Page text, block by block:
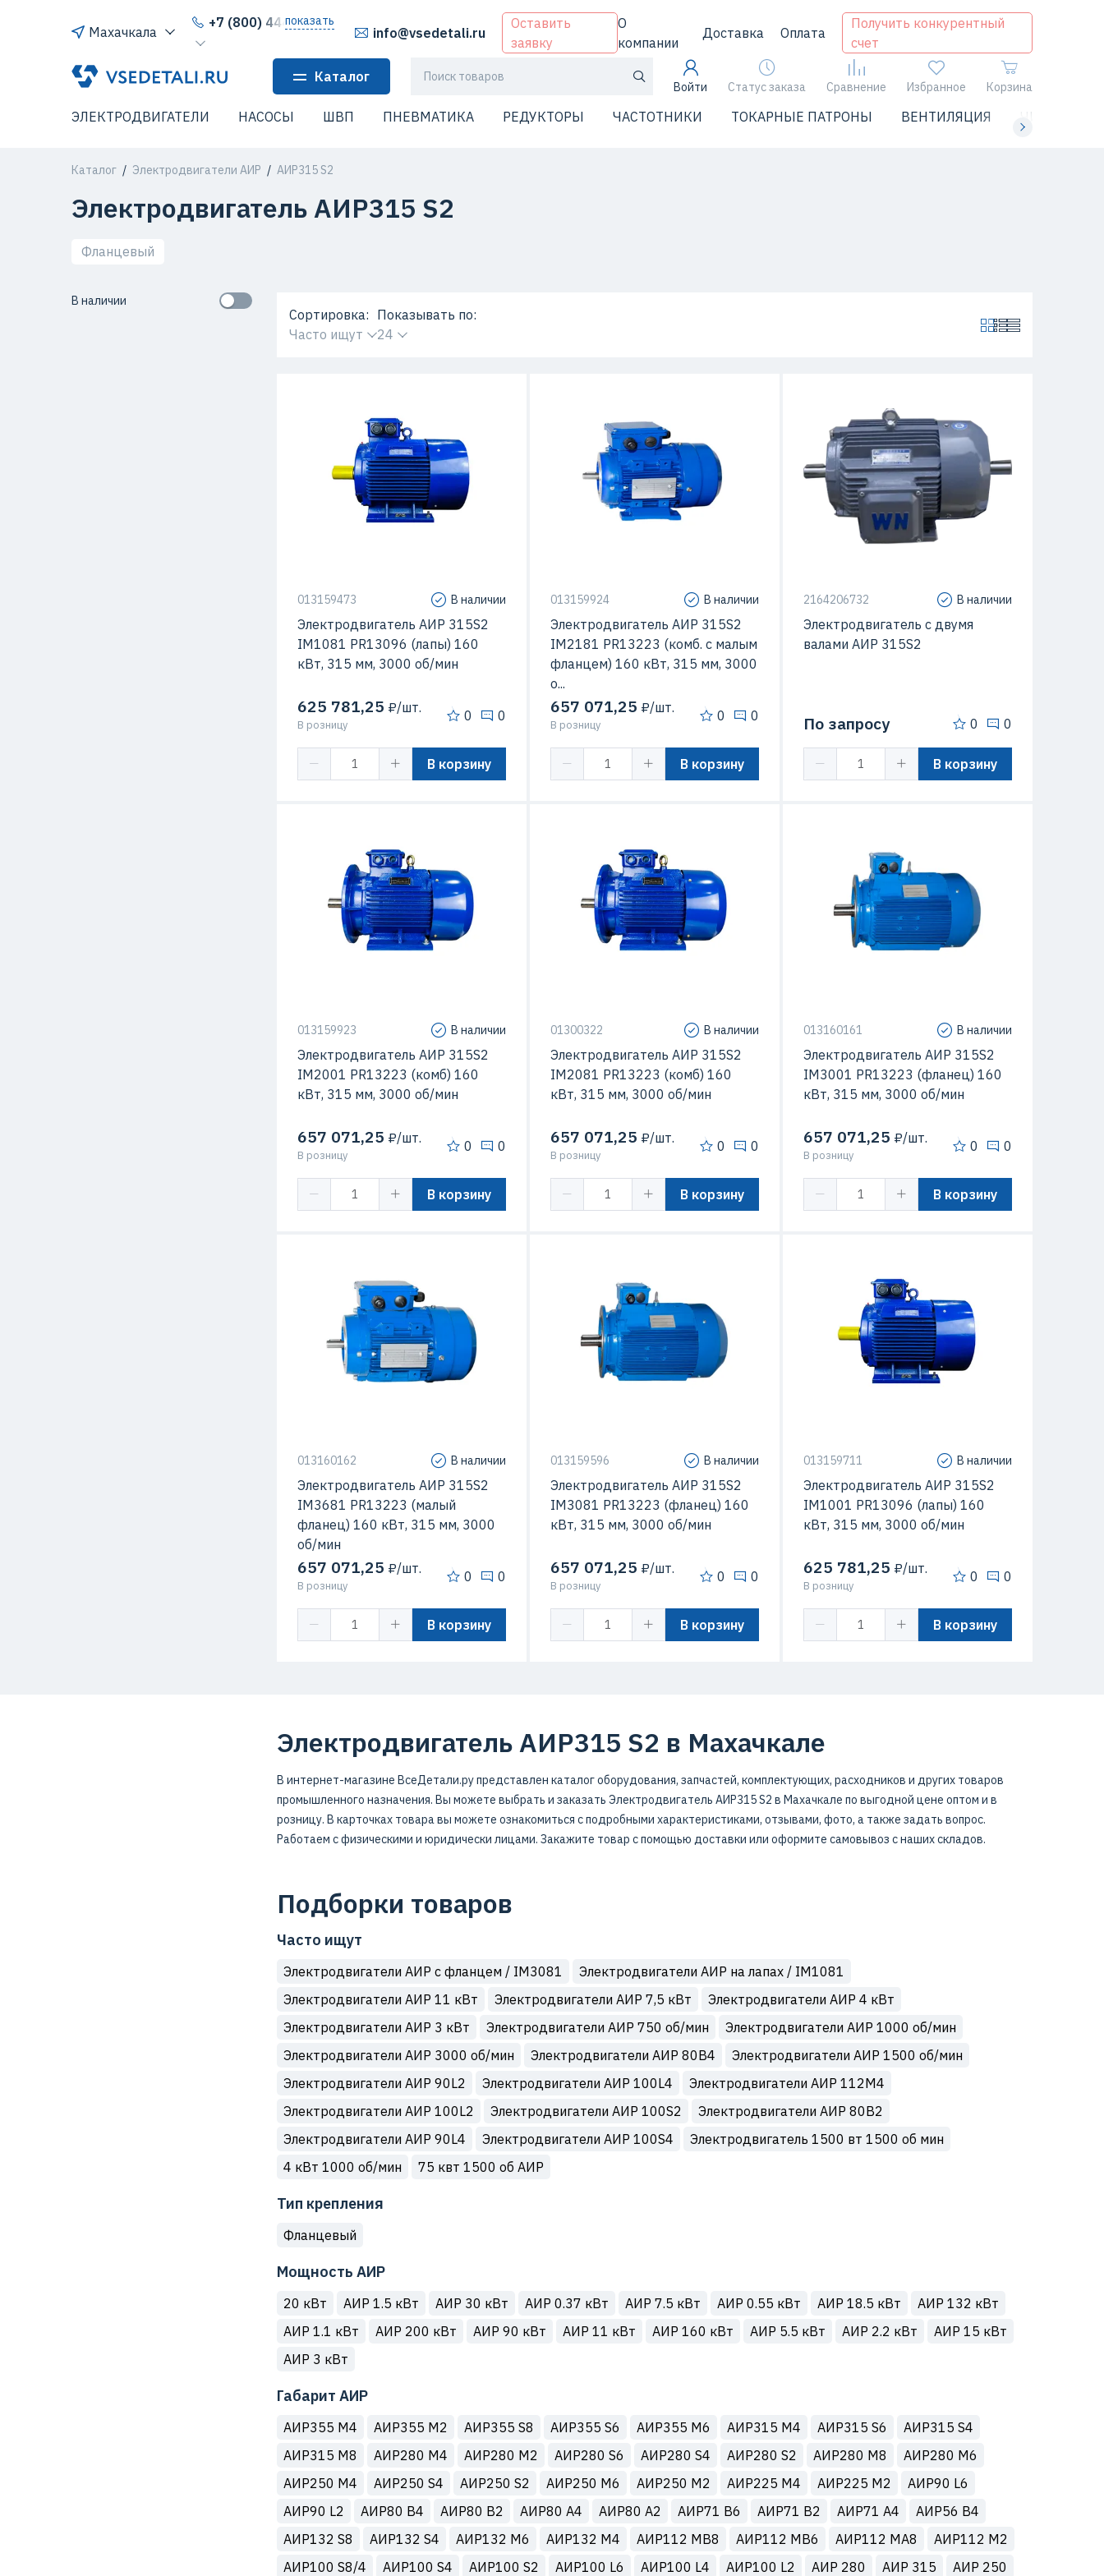
Махачкала
+7 (800) 444-64-80
показать
info@vsedetali.ru
Оставить
заявку
О
компании
Доставка Оплата
Получить конкурентный
счет
Каталог
Войти Статус заказа Сравнение Избранное Корзина
ЭЛЕКТРОДВИГАТЕЛИ НАСОСЫ ШВП ПНЕВМАТИКА РЕДУКТОРЫ ЧАСТОТНИКИ ТОКАРНЫЕ ПАТРОНЫ ВЕНТИЛЯЦИЯ ЧИЛЛЕРЫ
Каталог Электродвигатели АИР АИР315 S2
Электродвигатель АИР315 S2
Фланцевый
В наличии
Сортировка:
Часто ищут
Показывать по:
24
Способ крепления IM1081
Мощность 160 кВт
Высота оси вращения
013159473 В наличии
Электродвигатель АИР 315S2
IM1081 PR13096 (лапы) 160
кВт, 315 мм, 3000 об/мин
625 781,25 ₽/шт.
В розницу
0 0
В корзину
Мощность
Высота оси вращения
Макс. Скорость вращения3000 об/мин
013159924 В наличии
Электродвигатель АИР 315S2
IM2181 PR13223 (комб. с малым
фланцем) 160 кВт, 315 мм, 3000
о...
657 071,25 ₽/шт.
В розницу
0 0
В корзину
Мощность 160 кВт
Макс. Скорость вращения
2164206732 В наличии
Электродвигатель с двумя
валами АИР 315S2
По запросу 0 0
В корзину
Высота оси вращения 315 мм
Способ крепления IM2001
Макс. Скорость вращения3000 об/мин
013159923 В наличии
Электродвигатель АИР 315S2
IM2001 PR13223 (комб) 160
кВт, 315 мм, 3000 об/мин
657 071,25 ₽/шт.
В розницу
0 0
В корзину
Мощность
01300322 В наличии
Электродвигатель АИР 315S2
IM2081 PR13223 (комб) 160
кВт, 315 мм, 3000 об/мин
657 071,25 ₽/шт.
В розницу
0 0
В корзину
Мощность 160 кВт
Высота оси вращения 315 мм
Макс. Скорость вращения3000 об/мин
013160161 В наличии
Электродвигатель АИР 315S2
IM3001 PR13223 (фланец) 160
кВт, 315 мм, 3000 об/мин
657 071,25 ₽/шт.
В розницу
0 0
В корзину
Мощность 160 кВт
Высота оси вращения 315 мм
Макс. Скорость вращения3000 об/мин
013160162 В наличии
Электродвигатель АИР 315S2
IM3681 PR13223 (малый
фланец) 160 кВт, 315 мм, 3000
об/мин
657 071,25 ₽/шт.
В розницу
0 0
В корзину
Мощность 160 кВт
013159596 В наличии
Электродвигатель АИР 315S2
IM3081 PR13223 (фланец) 160
кВт, 315 мм, 3000 об/мин
657 071,25 ₽/шт.
В розницу
0 0
В корзину
160 кВт
Высота оси вращения 315 мм
Макс. Скорость вращения3000 об/мин
013159711 В наличии
Электродвигатель АИР 315S2
IM1001 PR13096 (лапы) 160
кВт, 315 мм, 3000 об/мин
625 781,25 ₽/шт.
В розницу
0 0
В корзину
Электродвигатель АИР315 S2 в Махачкале
В интернет-магазине ВсеДетали.ру представлен каталог оборудования, запчастей, комплектующих, расходников и других товаров
промышленного назначения. Вы можете выбрать и заказать Электродвигатель АИР315 S2 в Махачкале по выгодной цене оптом и в
розницу. В карточках товара вы можете ознакомиться с подробными характеристиками, отзывами, фото, а также задать вопрос.
Работаем с физическими и юридически лицами. Закажите товар с помощью доставки или оформите самовывоз с наших складов.
Подборки товаров
Часто ищут
Электродвигатели АИР с фланцем / IM3081
Электродвигатели АИР на лапах / IM1081
Электродвигатели АИР 11 кВт
Электродвигатели АИР 7,5 кВт
Электродвигатели АИР 4 кВт
Электродвигатели АИР 3 кВт
Электродвигатели АИР 750 об/мин
Электродвигатели АИР 1000 об/мин
Электродвигатели АИР 3000 об/мин
Электродвигатели АИР 80В4
Электродвигатели АИР 1500 об/мин
Электродвигатели АИР 90L2
Электродвигатели АИР 100L4
Электродвигатели АИР 112М4
Электродвигатели АИР 100L2
Электродвигатели АИР 100S2
Электродвигатели АИР 80В2
Электродвигатели АИР 90L4
Электродвигатели АИР 100S4
Электродвигатель 1500 вт 1500 об мин
4 кВт 1000 об/мин
75 квт 1500 об АИР
Тип крепления
Фланцевый
Мощность АИР
20 кВт АИР 1.5 кВт АИР 30 кВт АИР 0.37 кВт АИР 7.5 кВт АИР 0.55 кВт АИР 18.5 кВт
АИР 132 кВт
АИР 1.1 кВт
АИР 200 кВт АИР 90 кВт АИР 11 кВт АИР 160 кВт АИР 5.5 кВт АИР 2.2 кВт
АИР 15 кВт
АИР 3 кВт
Габарит АИР
АИР355 М4 АИР355 М2 АИР355 S8 АИР355 S6 АИР355 M6 АИР315 М4 АИР315 S6
АИР315 S4
АИР315 М8
АИР280 М4 АИР280 М2 АИР280 S6 АИР280 S4 АИР280 S2 АИР280 М8
АИР280 М6
АИР250 М4
АИР250 S4 АИР250 S2 АИР250 M6 АИР250 М2 АИР225 М4 АИР225 M2
АИР90 L6
АИР90 L2
АИР80 B4 АИР80 B2 АИР80 A4 АИР80 A2 АИР71 B6 АИР71 B2 АИР71 A4
АИР56 B4
АИР132 S8
АИР132 S4 АИР132 M6 АИР132 M4 АИР112 MB8 АИР112 MB6 АИР112 MA8
АИР112 M2
АИР100 S8/4
АИР100 S4 АИР100 S2 АИР100 L6 АИР100 L4 АИР100 L2 АИР 280 АИР 315
АИР 250